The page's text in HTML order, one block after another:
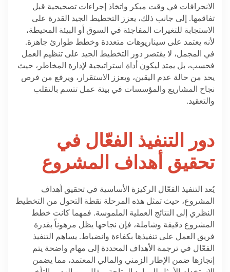
الانحرافات في وقت مبكر واتخاذ إجراءات تصحيحية قبل
تفاقمها. إلى جانب ذلك، يعزز التخطيط الجيد القدرة على
الاستجابة للتغيرات المفاجئة في السوق أو البيئة المحيطة،
لأنه يعتمد على سيناريوهات متعددة وخطط طوارئ جاهزة.
في المجمل، لا يقتصر دور التخطيط الجيد على تنظيم العمل
فحسب، بل يمتد ليكون أداة استراتيجية لإدارة المخاطر، حيث
يحد من حالة عدم اليقين، ويعزز الاستقرار، ويرفع من فرص
نجاح المشاريع والمؤسسات في بيئة عمل تتسم بالتقلب
والتعقيد.
دور التنفيذ الفعّال في
تحقيق أهداف المشروع
يُعد التنفيذ الفعّال الركيزة الأساسية في تحقيق أهداف
المشروع، حيث تمثل هذه المرحلة نقطة التحول من التخطيط
النظري إلى النتائج العملية الملموسة. فمهما كانت خطط
المشروع دقيقة وشاملة، فإن نجاحها يظل مرهوناً بقدرة
فريق العمل على تنفيذها بكفاءة وانضباط. يساهم التنفيذ
الفعّال في ترجمة الأهداف المحددة إلى مهام واضحة يتم
إنجازها ضمن الإطار الزمني والمالي المعتمد، مما يضمن